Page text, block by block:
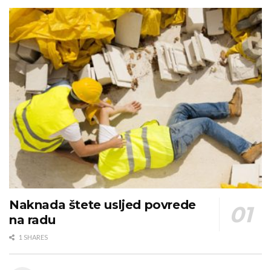
Naknada štete usljed povrede
na radu
1 SHARES